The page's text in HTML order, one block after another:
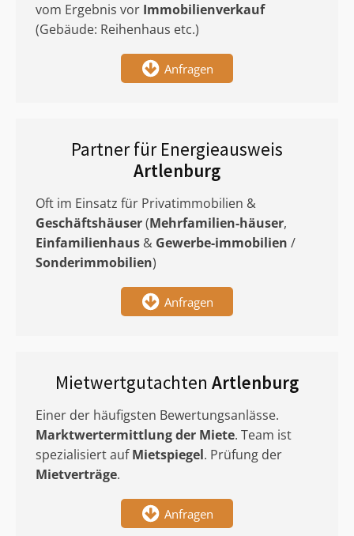
vom Ergebnis vor Immobilienverkauf
(Gebäude: Reihenhaus etc.)
Anfragen
Partner für Energieausweis
Artlenburg
Oft im Einsatz für Privatimmobilien &
Geschäftshäuser(Mehrfamilien-häuser,
Einfamilienhaus & Gewerbe-immobilien /
Sonderimmobilien)
Anfragen
Mietwertgutachten Artlenburg
Einer der häufigsten Bewertungsanlässe.
Marktwertermittlungder Miete. Team ist
spezialisiert aufMietspiegel. Prüfung der
Mietverträge.
Anfragen